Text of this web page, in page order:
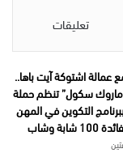
تعليقات
عمالة اشتوكة آيت باها..
ماروك سكول” تنظم حملة
التكوين في المهن
وشاب